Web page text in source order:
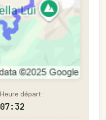
Heure départ :
07:32